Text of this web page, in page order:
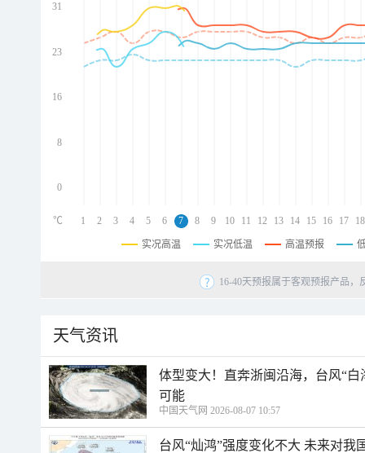
31
23
16
8
0
1 2 3 4 5 6 7 8 9 10 11 12 13 14 15 16 17 18
℃
实况高温 实况低温 高温预报
16-40天预报属于客观预报产品
天气资讯
体型变大！直奔浙闽沿海，台风“
可能
中国天气网 2026-08-07 10:57
台风“灿鸿”强度变化不大 未来对我